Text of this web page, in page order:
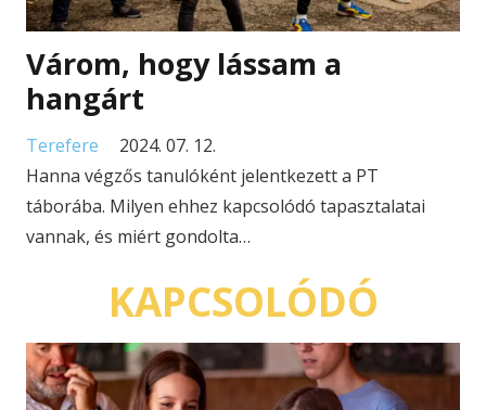
Várom, hogy lássam a
hangárt
Terefere
2024. 07. 12.
Hanna végzős tanulóként jelentkezett a PT
táborába. Milyen ehhez kapcsolódó tapasztalatai
vannak, és miért gondolta…
KAPCSOLÓDÓ